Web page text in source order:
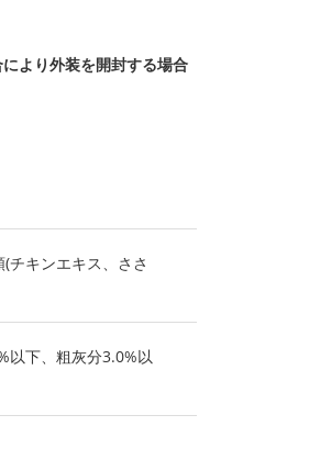
より外装を開封する場合
チキンエキス、ささ
以下、粗灰分3.0%以